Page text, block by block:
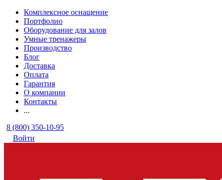
Комплексное оснащение
Портфолио
Оборудование для залов
Умные тренажеры
Производство
Блог
Доставка
Оплата
Гарантия
О компании
Контакты
...
8 (800) 350-10-95
Войти